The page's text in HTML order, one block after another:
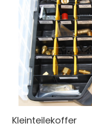
Kleinteilekoffer